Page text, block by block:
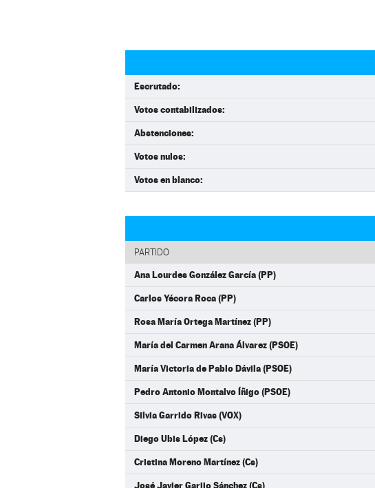
Escrutado:
Votos contabilizados:
Abstenciones:
Votos nulos:
Votos en blanco:
PARTIDO
Ana Lourdes González García (PP)
Carlos Yécora Roca (PP)
Rosa María Ortega Martínez (PP)
María del Carmen Arana Álvarez (PSOE)
María Victoria de Pablo Dávila (PSOE)
Pedro Antonio Montalvo Íñigo (PSOE)
Silvia Garrido Rivas (VOX)
Diego Ubis López (Cs)
Cristina Moreno Martínez (Cs)
José Javier Garijo Sánchez (Cs)